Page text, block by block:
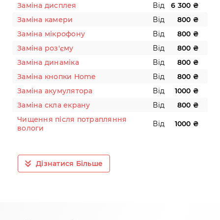
Заміна дисплея
Від
6 300 ₴
Заміна камери
Від
800 ₴
Заміна мікрофону
Від
800 ₴
Заміна роз'єму
Від
800 ₴
Заміна динаміка
Від
800 ₴
Заміна кнопки Home
Від
800 ₴
Заміна акумулятора
Від
1000 ₴
Заміна скла екрану
Від
800 ₴
Чищення після потрапляння
вологи
Від 1000 ₴
Дізнатися Більше